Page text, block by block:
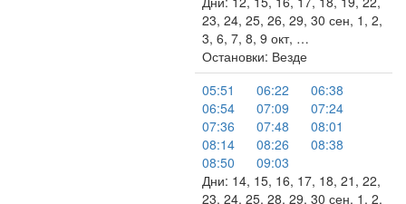
23, 24, 25, 26, 29, 30 сен, 1, 2,
3, 6, 7, 8, 9 окт, …
Остановки: Везде
05:51
06:22
06:38
06:54
07:09
07:24
07:36
07:48
08:01
08:14
08:26
08:38
08:50
09:03
Дни: 14, 15, 16, 17, 18, 21, 22,
23, 24, 25, 28, 29, 30 сен, 1, 2,